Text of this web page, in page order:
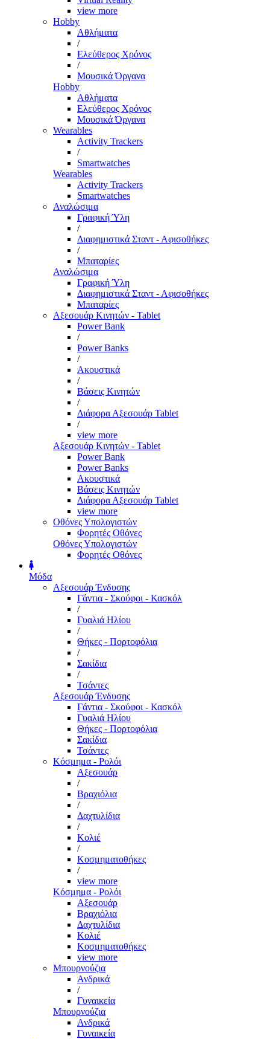
view more
Hobby
Αθλήματα
/
Ελεύθερος Χρόνος
/
Μουσικά Όργανα
Hobby
Αθλήματα
Ελεύθερος Χρόνος
Μουσικά Όργανα
Wearables
Activity Trackers
/
Smartwatches
Wearables
Activity Trackers
Smartwatches
Αναλώσιμα
Γραφική Ύλη
/
Διαφημιστικά Σταντ - Αφισοθήκες
/
Μπαταρίες
Αναλώσιμα
Γραφική Ύλη
Διαφημιστικά Σταντ - Αφισοθήκες
Μπαταρίες
Αξεσουάρ Κινητών - Tablet
Power Bank
/
Power Banks
/
Ακουστικά
/
Βάσεις Κινητών
/
Διάφορα Αξεσουάρ Tablet
/
view more
Αξεσουάρ Κινητών - Tablet
Power Bank
Power Banks
Ακουστικά
Βάσεις Κινητών
Διάφορα Αξεσουάρ Tablet
view more
Οθόνες Υπολογιστών
Φορητές Οθόνες
Οθόνες Υπολογιστών
Φορητές Οθόνες
Μόδα
Αξεσουάρ Ένδυσης
Γάντια - Σκούφοι - Κασκόλ
/
Γυαλιά Ηλίου
/
Θήκες - Πορτοφόλια
/
Σακίδια
/
Τσάντες
Αξεσουάρ Ένδυσης
Γάντια - Σκούφοι - Κασκόλ
Γυαλιά Ηλίου
Θήκες - Πορτοφόλια
Σακίδια
Τσάντες
Κόσμημα - Ρολόι
Αξεσουάρ
/
Βραχιόλια
/
Δαχτυλίδια
/
Κολιέ
/
Κοσμηματοθήκες
/
view more
Κόσμημα - Ρολόι
Αξεσουάρ
Βραχιόλια
Δαχτυλίδια
Κολιέ
Κοσμηματοθήκες
view more
Μπουρνούζια
Ανδρικά
/
Γυναικεία
Μπουρνούζια
Ανδρικά
Γυναικεία